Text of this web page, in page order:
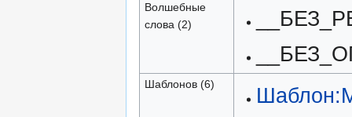
Волшебные
слова (2)
Шаблонов (6)